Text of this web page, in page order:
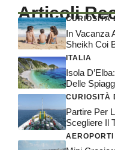
ArticoliCURIOSITÀ
In Vacanza
Sheikh Coi
ITALIA
Isola
Delle
CURIOSITÀ
Partire Per
Scegliere Il
AEROPORTI